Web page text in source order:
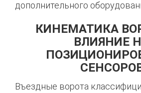
дополнительного
КИНЕМАТИКА
ВЛИЯНИЕ
Въездные ворота